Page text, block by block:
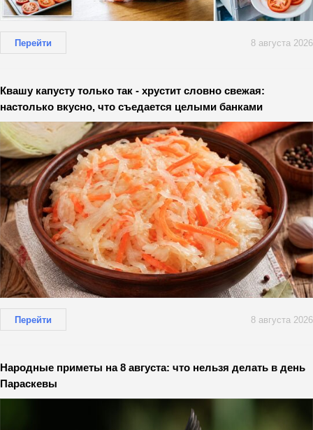
Перейти 8 августа 2026
Квашу капусту только так - хрустит словно свежая:
настолько вкусно, что съедается целыми банками
Перейти 8 августа 2026
Народные приметы на 8 августа: что нельзя делать в день
Параскевы